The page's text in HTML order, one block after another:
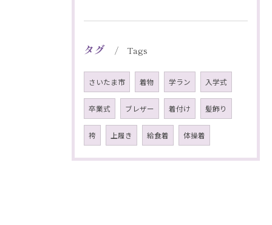
タグ Tags
さいたま市 着物 学ラン 入学式
卒業式 ブレザー 着付け 髪飾り
袴 上履き 給食着 体操着